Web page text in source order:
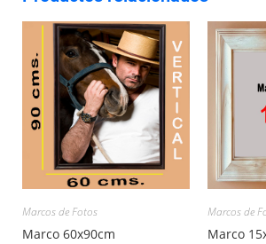
Marcos de Fotos
Marco 60x90cm
Marcos de
Marco